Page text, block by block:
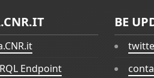
Endpoint
BE